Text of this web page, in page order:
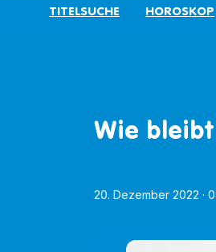
TITELSUCHE HOROSKOP
Wie
20. Dezember 2022 ·